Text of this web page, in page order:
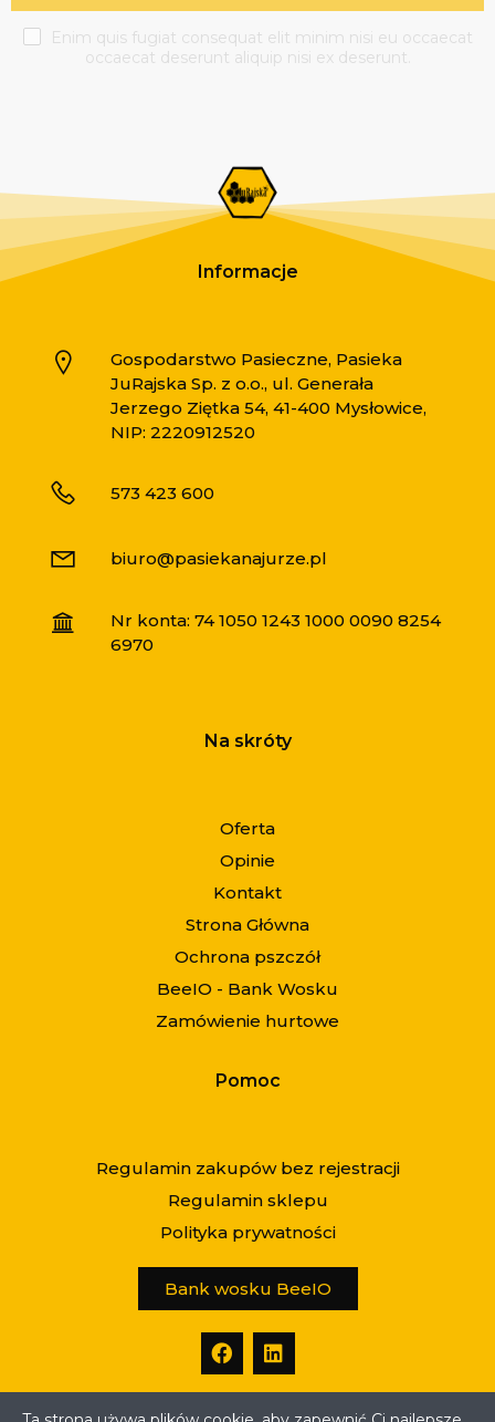
Enim quis fugiat consequat elit minim nisi eu occaecat
occaecat deserunt aliquip nisi ex deserunt.
Informacje
Gospodarstwo Pasieczne, Pasieka
JuRajska Sp. z o.o., ul. Generała
Jerzego Ziętka 54, 41-400 Mysłowice,
NIP: 2220912520
573 423 600
biuro@pasiekanajurze.pl
Nr konta: 74 1050 1243 1000 0090 8254
6970
Na skróty
Oferta
Opinie
Kontakt
Strona Główna
Ochrona pszczół
BeeIO - Bank Wosku
Zamówienie hurtowe
Pomoc
Regulamin zakupów bez rejestracji
Regulamin sklepu
Polityka prywatności
Bank wosku BeeIO